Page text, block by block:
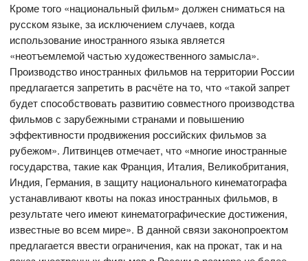
Кроме того «национальный фильм» должен сниматься на
русском языке, за исключением случаев, когда
использование иностранного языка является
«неотъемлемой частью художественного замысла».
Производство иностранных фильмов на территории России
предлагается запретить в расчёте на то, что «такой запрет
будет способствовать развитию совместного производства
фильмов с зарубежными странами и повышению
эффективности продвижения российских фильмов за
рубежом». Литвинцев отмечает, что «многие иностранные
государства, такие как Франция, Италия, Великобритания,
Индия, Германия, в защиту национального кинематографа
устанавливают квоты на показ иностранных фильмов, в
результате чего имеют кинематографические достижения,
известные во всем мире». В данной связи законопроектом
предлагается ввести ограничения, как на прокат, так и на